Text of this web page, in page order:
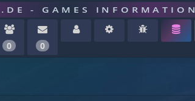
- GAMES INFORMATION
0 0